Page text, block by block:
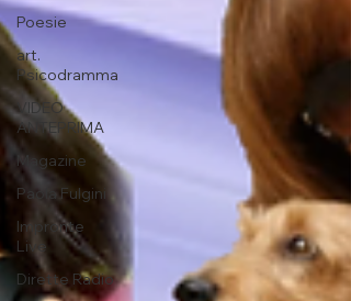
Poesie
art.
Psicodramma
VIDEO
ANTEPRIMA
Magazine
Paola Fulgini
Impronte
Live
Dirette Radio